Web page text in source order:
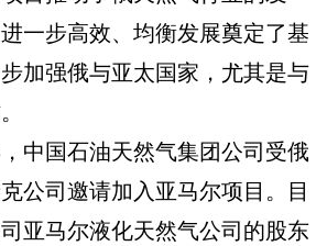
一步高效、均衡发展奠定了基
加强俄与亚太国家，尤其是与
国石油天然气集团公司受俄
公司邀请加入亚马尔项目。目
亚马尔液化天然气公司的股东